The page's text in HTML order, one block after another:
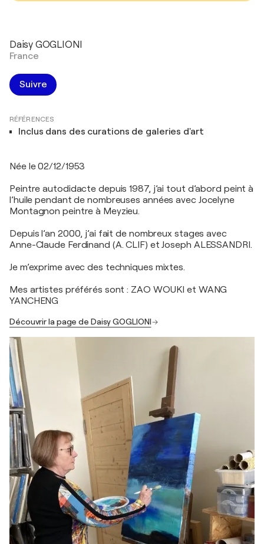
Daisy GOGLIONI
France
Suivre
RÉFÉRENCES
Inclus dans des curations de galeries d'art
Née le 02/12/1953
Peintre autodidacte depuis 1987, j’ai tout d’abord peint à
l’huile pendant de nombreuses années avec Jocelyne
Montagnon peintre à Meyzieu.
Depuis l’an 2000, j’ai fait de nombreux stages avec
Anne-Claude Ferdinand (A. CLIF) et Joseph ALESSANDRI.
Je m’exprime avec des techniques mixtes.
Mes artistes préférés sont : ZAO WOUKI et WANG
YANCHENG
Découvrir la page de Daisy GOGLIONI